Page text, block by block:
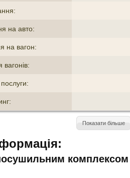
на авто:
на вагон:
Показати більше
комплексом